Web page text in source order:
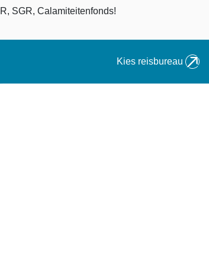
SGR, Calamiteitenfonds!
Kies reisbureau